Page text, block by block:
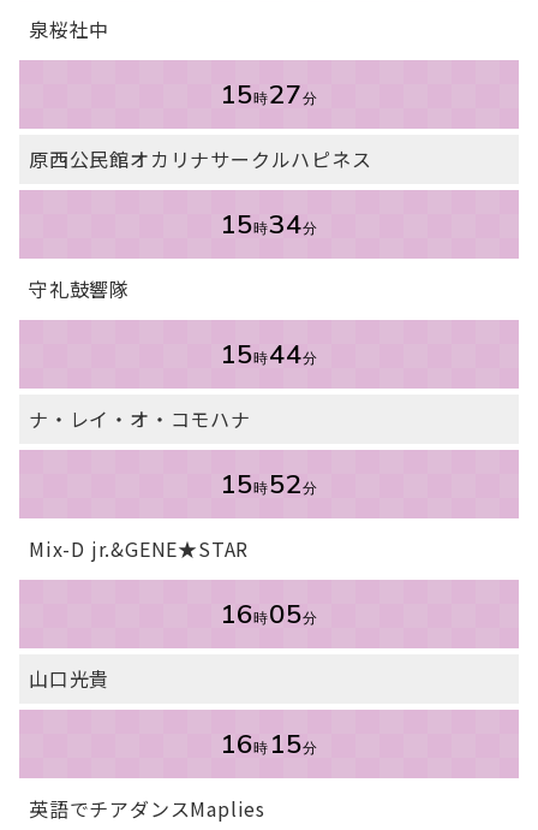
泉桜社中
15時27分
原西公民館オカリナサークルハピネス
15時34分
守礼鼓響隊
15時44分
ナ・レイ・オ・コモハナ
15時52分
Mix-D jr.&GENE★STAR
16時05分
山口光貴
16時 15分
英語でチアダンスMaplies